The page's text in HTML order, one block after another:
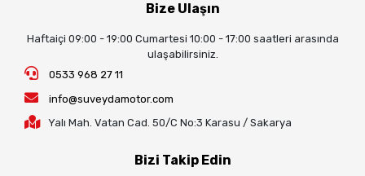
Bize Ulaşın
Haftaiçi 09:00 - 19:00 Cumartesi 10:00 - 17:00 saatleri arasında
ulaşabilirsiniz.
0533 968 27 11
info@suveydamotor.com
Yalı Mah. Vatan Cad. 50/C No:3 Karasu / Sakarya
Bizi Takip Edin